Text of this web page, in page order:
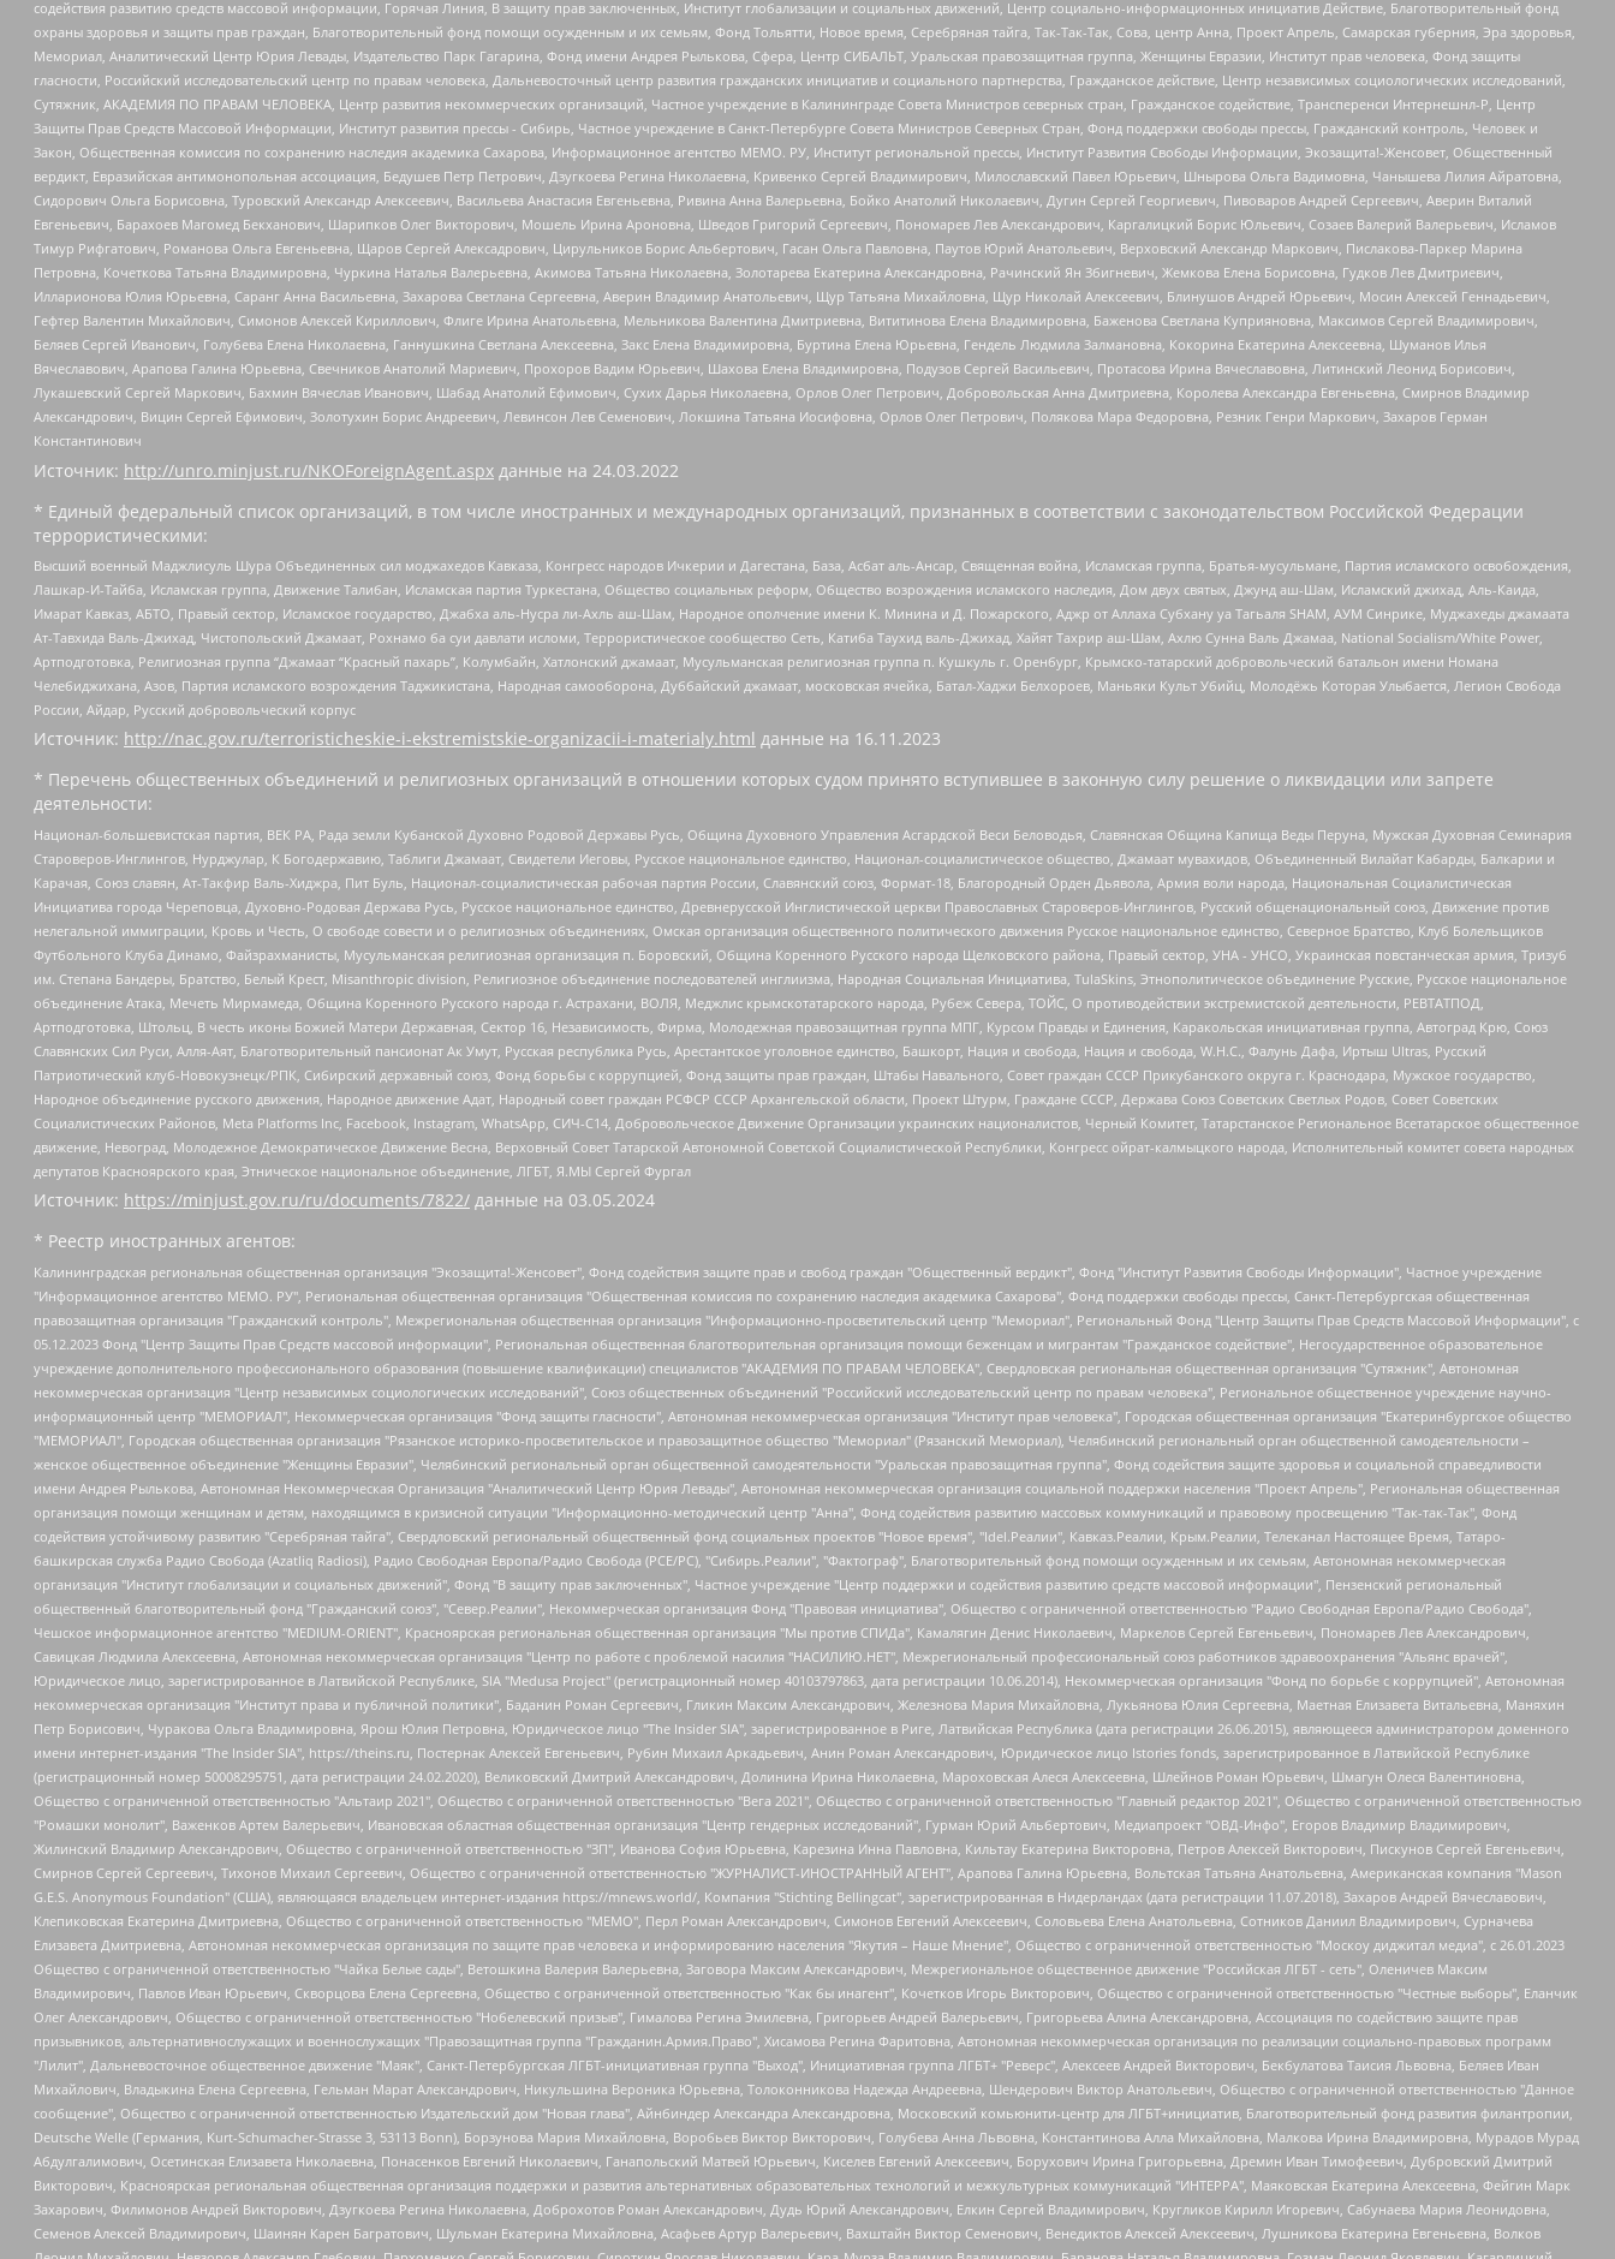
содействия развитию средств массовой информации, Горячая Линия, В защиту прав заключенных, Институт глобализации и социальных движений, Центр социально-информационных инициатив Действие, Благотворительный фонд
охраны здоровья и защиты прав граждан, Благотворительный фонд помощи осужденным и их семьям, Фонд Тольятти, Новое время, Серебряная тайга, Так-Так-Так, Сова, центр Анна, Проект Апрель, Самарская губерния, Эра здоровья,
Мемориал, Аналитический Центр Юрия Левады, Издательство Парк Гагарина, Фонд имени Андрея Рылькова, Сфера, Центр СИБАЛЬТ, Уральская правозащитная группа, Женщины Евразии, Институт прав человека, Фонд защиты
гласности, Российский исследовательский центр по правам человека, Дальневосточный центр развития гражданских инициатив и социального партнерства, Гражданское действие, Центр независимых социологических исследований,
Сутяжник, АКАДЕМИЯ ПО ПРАВАМ ЧЕЛОВЕКА, Центр развития некоммерческих организаций, Частное учреждение в Калининграде Совета Министров северных стран, Гражданское содействие, Трансперенси Интернешнл-Р, Центр
Защиты Прав Средств Массовой Информации, Институт развития прессы - Сибирь, Частное учреждение в Санкт-Петербурге Совета Министров Северных Стран, Фонд поддержки свободы прессы, Гражданский контроль, Человек и
Закон, Общественная комиссия по сохранению наследия академика Сахарова, Информационное агентство МЕМО. РУ, Институт региональной прессы, Институт Развития Свободы Информации, Экозащита!-Женсовет, Общественный
вердикт, Евразийская антимонопольная ассоциация, Бедушев Петр Петрович, Дзугкоева Регина Николаевна, Кривенко Сергей Владимирович, Милославский Павел Юрьевич, Шнырова Ольга Вадимовна, Чанышева Лилия Айратовна,
Сидорович Ольга Борисовна, Туровский Александр Алексеевич, Васильева Анастасия Евгеньевна, Ривина Анна Валерьевна, Бойко Анатолий Николаевич, Дугин Сергей Георгиевич, Пивоваров Андрей Сергеевич, Аверин Виталий
Евгеньевич, Барахоев Магомед Бекханович, Шарипков Олег Викторович, Мошель Ирина Ароновна, Шведов Григорий Сергеевич, Пономарев Лев Александрович, Каргалицкий Борис Юльевич, Созаев Валерий Валерьевич, Исламов
Тимур Рифгатович, Романова Ольга Евгеньевна, Щаров Сергей Алексадрович, Цирульников Борис Альбертович, Гасан Ольга Павловна, Паутов Юрий Анатольевич, Верховский Александр Маркович, Пислакова-Паркер Марина
Петровна, Кочеткова Татьяна Владимировна, Чуркина Наталья Валерьевна, Акимова Татьяна Николаевна, Золотарева Екатерина Александровна, Рачинский Ян Збигневич, Жемкова Елена Борисовна, Гудков Лев Дмитриевич,
Илларионова Юлия Юрьевна, Саранг Анна Васильевна, Захарова Светлана Сергеевна, Аверин Владимир Анатольевич, Щур Татьяна Михайловна, Щур Николай Алексеевич, Блинушов Андрей Юрьевич, Мосин Алексей Геннадьевич,
Гефтер Валентин Михайлович, Симонов Алексей Кириллович, Флиге Ирина Анатольевна, Мельникова Валентина Дмитриевна, Вититинова Елена Владимировна, Баженова Светлана Куприяновна, Максимов Сергей Владимирович,
Беляев Сергей Иванович, Голубева Елена Николаевна, Ганнушкина Светлана Алексеевна, Закс Елена Владимировна, Буртина Елена Юрьевна, Гендель Людмила Залмановна, Кокорина Екатерина Алексеевна, Шуманов Илья
Вячеславович, Арапова Галина Юрьевна, Свечников Анатолий Мариевич, Прохоров Вадим Юрьевич, Шахова Елена Владимировна, Подузов Сергей Васильевич, Протасова Ирина Вячеславовна, Литинский Леонид Борисович,
Лукашевский Сергей Маркович, Бахмин Вячеслав Иванович, Шабад Анатолий Ефимович, Сухих Дарья Николаевна, Орлов Олег Петрович, Добровольская Анна Дмитриевна, Королева Александра Евгеньевна, Смирнов Владимир
Александрович, Вицин Сергей Ефимович, Золотухин Борис Андреевич, Левинсон Лев Семенович, Локшина Татьяна Иосифовна, Орлов Олег Петрович, Полякова Мара Федоровна, Резник Генри Маркович, Захаров Герман
Константинович
Источник: http://unro.minjust.ru/NKOForeignAgent.aspx данные на 24.03.2022
* Единый федеральный список организаций, в том числе иностранных и международных организаций, признанных в соответствии с законодательством Российской Федерации
террористическими:
Высший военный Маджлисуль Шура Объединенных сил моджахедов Кавказа, Конгресс народов Ичкерии и Дагестана, База, Асбат аль-Ансар, Священная война, Исламская группа, Братья-мусульмане, Партия исламского освобождения,
Лашкар-И-Тайба, Исламская группа, Движение Талибан, Исламская партия Туркестана, Общество социальных реформ, Общество возрождения исламского наследия, Дом двух святых, Джунд аш-Шам, Исламский джихад, Аль-Каида,
Имарат Кавказ, АБТО, Правый сектор, Исламское государство, Джабха аль-Нусра ли-Ахль аш-Шам, Народное ополчение имени К. Минина и Д. Пожарского, Аджр от Аллаха Субхану уа Тагьаля SHAM, АУМ Синрике, Муджахеды джамаата
Ат-Тавхида Валь-Джихад, Чистопольский Джамаат, Рохнамо ба суи давлати исломи, Террористическое сообщество Сеть, Катиба Таухид валь-Джихад, Хайят Тахрир аш-Шам, Ахлю Сунна Валь Джамаа, National Socialism/White Power,
Артподготовка, Религиозная группа “Джамаат “Красный пахарь”, Колумбайн, Хатлонский джамаат, Мусульманская религиозная группа п. Кушкуль г. Оренбург, Крымско-татарский добровольческий батальон имени Номана
Челебиджихана, Азов, Партия исламского возрождения Таджикистана, Народная самооборона, Дуббайский джамаат, московская ячейка, Батал-Хаджи Белхороев, Маньяки Культ Убийц, Молодёжь Которая Улыбается, Легион Свобода
России, Айдар, Русский добровольческий корпус
Источник: http://nac.gov.ru/terroristicheskie-i-ekstremistskie-organizacii-i-materialy.html данные на 16.11.2023
* Перечень общественных объединений и религиозных организаций в отношении которых судом принято вступившее в законную силу решение о ликвидации или запрете
деятельности:
Национал-большевистская партия, ВЕК РА, Рада земли Кубанской Духовно Родовой Державы Русь, Община Духовного Управления Асгардской Веси Беловодья, Славянская Община Капища Веды Перуна, Мужская Духовная Семинария
Староверов-Инглингов, Нурджулар, К Богодержавию, Таблиги Джамаат, Свидетели Иеговы, Русское национальное единство, Национал-социалистическое общество, Джамаат мувахидов, Объединенный Вилайат Кабарды, Балкарии и
Карачая, Союз славян, Ат-Такфир Валь-Хиджра, Пит Буль, Национал-социалистическая рабочая партия России, Славянский союз, Формат-18, Благородный Орден Дьявола, Армия воли народа, Национальная Социалистическая
Инициатива города Череповца, Духовно-Родовая Держава Русь, Русское национальное единство, Древнерусской Инглистической церкви Православных Староверов-Инглингов, Русский общенациональный союз, Движение против
нелегальной иммиграции, Кровь и Честь, О свободе совести и о религиозных объединениях, Омская организация общественного политического движения Русское национальное единство, Северное Братство, Клуб Болельщиков
Футбольного Клуба Динамо, Файзрахманисты, Мусульманская религиозная организация п. Боровский, Община Коренного Русского народа Щелковского района, Правый сектор, УНА - УНСО, Украинская повстанческая армия, Тризуб
им. Степана Бандеры, Братство, Белый Крест, Misanthropic division, Религиозное объединение последователей инглиизма, Народная Социальная Инициатива, TulaSkins, Этнополитическое объединение Русские, Русское национальное
объединение Атака, Мечеть Мирмамеда, Община Коренного Русского народа г. Астрахани, ВОЛЯ, Меджлис крымскотатарского народа, Рубеж Севера, ТОЙС, О противодействии экстремистской деятельности, РЕВТАТПОД,
Артподготовка, Штольц, В честь иконы Божией Матери Державная, Сектор 16, Независимость, Фирма, Молодежная правозащитная группа МПГ, Курсом Правды и Единения, Каракольская инициативная группа, Автоград Крю, Союз
Славянских Сил Руси, Алля-Аят, Благотворительный пансионат Ак Умут, Русская республика Русь, Арестантское уголовное единство, Башкорт, Нация и свобода, Нация и свобода, W.H.С., Фалунь Дафа, Иртыш Ultras, Русский
Патриотический клуб-Новокузнецк/РПК, Сибирский державный союз, Фонд борьбы с коррупцией, Фонд защиты прав граждан, Штабы Навального, Совет граждан СССР Прикубанского округа г. Краснодара, Мужское государство,
Народное объединение русского движения, Народное движение Адат, Народный совет граждан РСФСР СССР Архангельской области, Проект Штурм, Граждане СССР, Держава Союз Советских Светлых Родов, Совет Советских
Социалистических Районов, Meta Platforms Inc, Facebook, Instagram, WhatsApp, СИЧ-С14, Добровольческое Движение Организации украинских националистов, Черный Комитет, Татарстанское Региональное Всетатарское общественное
движение, Невоград, Молодежное Демократическое Движение Весна, Верховный Совет Татарской Автономной Советской Социалистической Республики, Конгресс ойрат-калмыцкого народа, Исполнительный комитет совета народных
депутатов Красноярского края, Этническое национальное объединение, ЛГБТ, Я.МЫ Сергей Фургал
Источник: https://minjust.gov.ru/ru/documents/7822/ данные на 03.05.2024
* Реестр иностранных агентов:
Калининградская региональная общественная организация "Экозащита!-Женсовет", Фонд содействия защите прав и свобод граждан "Общественный вердикт", Фонд "Институт Развития Свободы Информации", Частное учреждение "Информационное агентство МЕМО. РУ", Региональная общественная организация "Общественная комиссия по сохранению наследия академика Сахарова", Фонд поддержки свободы прессы, Санкт-Петербургская общественная правозащитная организация "Гражданский контроль", Межрегиональная общественная организация "Информационно-просветительский центр "Мемориал", Региональный Фонд "Центр Защиты Прав Средств Массовой Информации", с 05.12.2023 Фонд "Центр Защиты Прав Средств массовой информации", Региональная общественная благотворительная организация помощи беженцам и мигрантам "Гражданское содействие", Негосударственное образовательное учреждение дополнительного профессионального образования (повышение квалификации) специалистов "АКАДЕМИЯ ПО ПРАВАМ ЧЕЛОВЕКА", Свердловская региональная общественная организация "Сутяжник", Автономная некоммерческая организация "Центр независимых социологических исследований", Союз общественных объединений "Российский исследовательский центр по правам человека", Региональное общественное учреждение научно-информационный центр "МЕМОРИАЛ", Некоммерческая организация "Фонд защиты гласности", Автономная некоммерческая организация "Институт прав человека", Городская общественная организация "Екатеринбургское общество "МЕМОРИАЛ", Городская общественная организация "Рязанское историко-просветительское и правозащитное общество "Мемориал" (Рязанский Мемориал), Челябинский региональный орган общественной самодеятельности – женское общественное объединение "Женщины Евразии", Челябинский региональный орган общественной самодеятельности "Уральская правозащитная группа", Фонд содействия защите здоровья и социальной справедливости имени Андрея Рылькова, Автономная Некоммерческая Организация "Аналитический Центр Юрия Левады", Автономная некоммерческая организация социальной поддержки населения "Проект Апрель", Региональная общественная организация помощи женщинам и детям, находящимся в кризисной ситуации "Информационно-методический центр "Анна", Фонд содействия развитию массовых коммуникаций и правовому просвещению "Так-так-Так", Фонд содействия устойчивому развитию "Серебряная тайга", Свердловский региональный общественный фонд социальных проектов "Новое время", "Idel.Реалии", Кавказ.Реалии, Крым.Реалии, Телеканал Настоящее Время, Татаро-башкирская служба Радио Свобода (Azatliq Radiosi), Радио Свободная Европа/Радио Свобода (PCE/PC), "Сибирь.Реалии", "Фактограф", Благотворительный фонд помощи осужденным и их семьям, Автономная некоммерческая организация "Институт глобализации и социальных движений", Фонд "В защиту прав заключенных", Частное учреждение "Центр поддержки и содействия развитию средств массовой информации", Пензенский региональный общественный благотворительный фонд "Гражданский союз", "Север.Реалии", Некоммерческая организация Фонд "Правовая инициатива", Общество с ограниченной ответственностью "Радио Свободная Европа/Радио Свобода", Чешское информационное агентство "MEDIUM-ORIENT", Красноярская региональная общественная организация "Мы против СПИДа", Камалягин Денис Николаевич, Маркелов Сергей Евгеньевич, Пономарев Лев Александрович, Савицкая Людмила Алексеевна, Автономная некоммерческая организация "Центр по работе с проблемой насилия "НАСИЛИЮ.НЕТ", Межрегиональный профессиональный союз работников здравоохранения "Альянс врачей", Юридическое лицо, зарегистрированное в Латвийской Республике, SIA "Medusa Project" (регистрационный номер 40103797863, дата регистрации 10.06.2014), Некоммерческая организация "Фонд по борьбе с коррупцией", Автономная некоммерческая организация "Институт права и публичной политики", Баданин Роман Сергеевич, Гликин Максим Александрович, Железнова Мария Михайловна, Лукьянова Юлия Сергеевна, Маетная Елизавета Витальевна, Маняхин Петр Борисович, Чуракова Ольга Владимировна, Ярош Юлия Петровна, Юридическое лицо "The Insider SIA", зарегистрированное в Риге, Латвийская Республика (дата регистрации 26.06.2015), являющееся администратором доменного имени интернет-издания "The Insider SIA", https://theins.ru, Постернак Алексей Евгеньевич, Рубин Михаил Аркадьевич, Анин Роман Александрович, Юридическое лицо Istories fonds, зарегистрированное в Латвийской Республике (регистрационный номер 50008295751, дата регистрации 24.02.2020), Великовский Дмитрий Александрович, Долинина Ирина Николаевна, Мароховская Алеся Алексеевна, Шлейнов Роман Юрьевич, Шмагун Олеся Валентиновна, Общество с ограниченной ответственностью "Альтаир 2021", Общество с ограниченной ответственностью "Вега 2021", Общество с ограниченной ответственностью "Главный редактор 2021", Общество с ограниченной ответственностью "Ромашки монолит", Важенков Артем Валерьевич, Ивановская областная общественная организация "Центр гендерных исследований", Гурман Юрий Альбертович, Медиапроект "ОВД-Инфо", Егоров Владимир Владимирович, Жилинский Владимир Александрович, Общество с ограниченной ответственностью "ЗП", Иванова София Юрьевна, Карезина Инна Павловна, Кильтау Екатерина Викторовна, Петров Алексей Викторович, Пискунов Сергей Евгеньевич, Смирнов Сергей Сергеевич, Тихонов Михаил Сергеевич, Общество с ограниченной ответственностью "ЖУРНАЛИСТ-ИНОСТРАННЫЙ АГЕНТ", Арапова Галина Юрьевна, Вольтская Татьяна Анатольевна, Американская компания "Mason G.E.S. Anonymous Foundation" (США), являющаяся владельцем интернет-издания https://mnews.world/, Компания "Stichting Bellingcat", зарегистрированная в Нидерландах (дата регистрации 11.07.2018), Захаров Андрей Вячеславович, Клепиковская Екатерина Дмитриевна, Общество с ограниченной ответственностью "МЕМО", Перл Роман Александрович, Симонов Евгений Алексеевич, Соловьева Елена Анатольевна, Сотников Даниил Владимирович, Сурначева Елизавета Дмитриевна, Автономная некоммерческая организация по защите прав человека и информированию населения "Якутия – Наше Мнение", Общество с ограниченной ответственностью "Москоу диджитал медиа", с 26.01.2023 Общество с ограниченной ответственностью "Чайка Белые сады", Ветошкина Валерия Валерьевна, Заговора Максим Александрович, Межрегиональное общественное движение "Российская ЛГБТ - сеть", Оленичев Максим Владимирович, Павлов Иван Юрьевич, Скворцова Елена Сергеевна, Общество с ограниченной ответственностью "Как бы инагент", Кочетков Игорь Викторович, Общество с ограниченной ответственностью "Честные выборы", Еланчик Олег Александрович, Общество с ограниченной ответственностью "Нобелевский призыв", Гималова Регина Эмилевна, Григорьев Андрей Валерьевич, Григорьева Алина Александровна, Ассоциация по содействию защите прав призывников, альтернативнослужащих и военнослужащих "Правозащитная группа "Гражданин.Армия.Право", Хисамова Регина Фаритовна, Автономная некоммерческая организация по реализации социально-правовых программ "Лилит", Дальневосточное общественное движение "Маяк", Санкт-Петербургская ЛГБТ-инициативная группа "Выход", Инициативная группа ЛГБТ+ "Реверс", Алексеев Андрей Викторович, Бекбулатова Таисия Львовна, Беляев Иван Михайлович, Владыкина Елена Сергеевна, Гельман Марат Александрович, Никульшина Вероника Юрьевна, Толоконникова Надежда Андреевна, Шендерович Виктор Анатольевич, Общество с ограниченной ответственностью "Данное сообщение", Общество с ограниченной ответственностью Издательский дом "Новая глава", Айнбиндер Александра Александровна, Московский комьюнити-центр для ЛГБТ+инициатив, Благотворительный фонд развития филантропии, Deutsche Welle (Германия, Kurt-Schumacher-Strasse 3, 53113 Bonn), Борзунова Мария Михайловна, Воробьев Виктор Викторович, Голубева Анна Львовна, Константинова Алла Михайловна, Малкова Ирина Владимировна, Мурадов Мурад Абдулгалимович, Осетинская Елизавета Николаевна, Понасенков Евгений Николаевич, Ганапольский Матвей Юрьевич, Киселев Евгений Алексеевич, Борухович Ирина Григорьевна, Дремин Иван Тимофеевич, Дубровский Дмитрий Викторович, Красноярская региональная общественная организация поддержки и развития альтернативных образовательных технологий и межкультурных коммуникаций "ИНТЕРРА", Маяковская Екатерина Алексеевна, Фейгин Марк Захарович, Филимонов Андрей Викторович, Дзугкоева Регина Николаевна, Доброхотов Роман Александрович, Дудь Юрий Александрович, Елкин Сергей Владимирович, Кругликов Кирилл Игоревич, Сабунаева Мария Леонидовна, Семенов Алексей Владимирович, Шаинян Карен Багратович, Шульман Екатерина Михайловна, Асафьев Артур Валерьевич, Вахштайн Виктор Семенович, Венедиктов Алексей Алексеевич, Лушникова Екатерина Евгеньевна, Волков Леонид Михайлович, Невзоров Александр Глебович, Пархоменко Сергей Борисович, Сироткин Ярослав Николаевич, Кара-Мурза Владимир Владимирович, Баранова Наталья Владимировна, Гозман Леонид Яковлевич, Кагарлицкий Борис Юльевич, Климарев Михаил Валерьевич, Милов Владимир Станиславович, Автономная некоммерческая организация Краснодарский центр современного искусства "Типография", Моргенштерн Алишер Тагирович, Соболь Любовь Эдуардовна, Общество с ограниченной ответственностью "ЛИЗА НОРМ", Каспаров Гарри Кимович, Ходорковский Михаил Борисович, Общество с ограниченной ответственностью "Апрельские тезисы", Данилович Ирина Брониславовна, Кашин Олег Владимирович, Петров Николай Владимирович, Пивоваров Алексей Владимирович, Соколов Михаил Владимирович, Цветкова Юлия Владимировна, Чичваркин Евгений Александрович, Комитет против пыток/Команда против пыток, Общество с ограниченной ответственностью "Первый научный", Общество с ограниченной ответственностью "Вертолет и ко", Белоцерковская Вероника Борисовна, Кац Максим Евгеньевич, Лазарева Татьяна Юрьевна, Шаведдинов Руслан Табризович, Яшин Илья Валерьевич, Общество с ограниченной ответственностью "Иноагент ААВ", Алешковский Дмитрий Петрович, Альбац Евгения Марковна, Быков Дмитрий Львович, Галямина Юлия Евгеньевна, Лойко Сергей Леонидович, Мартынов Кирилл Константинович, Медведев Сергей Александрович, Крашенинников Федор Геннадиевич, Гордеева Катерина Вл